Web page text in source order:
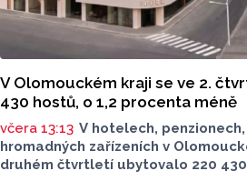
V Olomouckém kraji se ve 2.
430 hostů, o 1,2 procenta méně
včera 13:13 V hotelech,
hromadných zařízeních v
druhém čtvrtletí ubytovalo 220